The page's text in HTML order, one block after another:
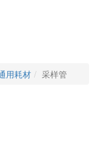
用耗材 采样管